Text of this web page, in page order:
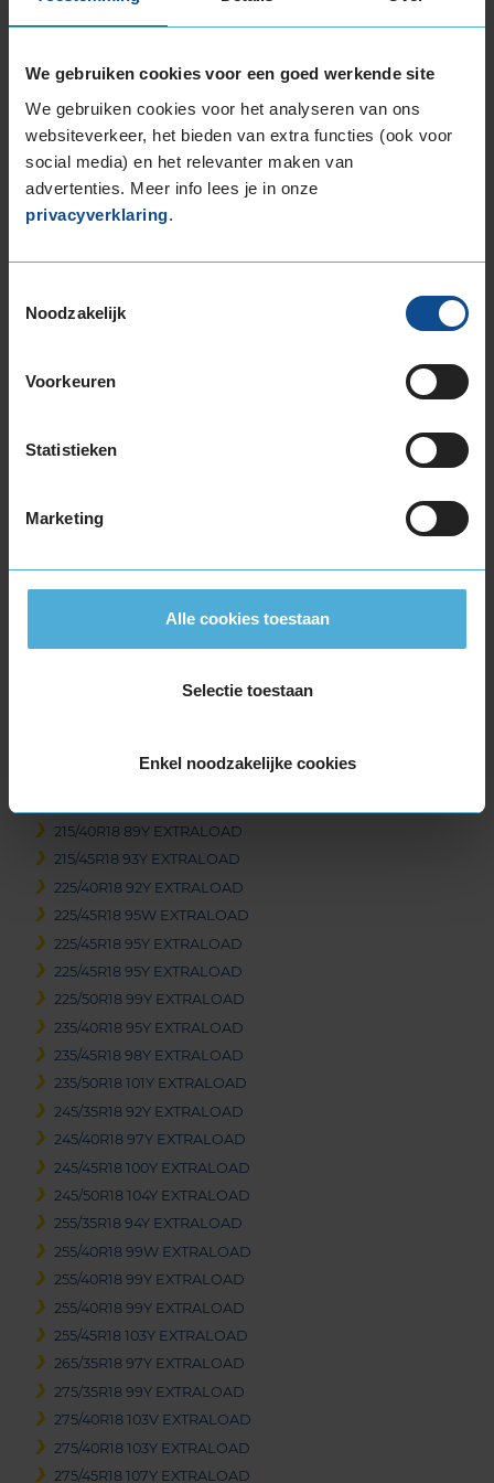
We gebruiken cookies voor een goed werkende site
We gebruiken cookies voor het analyseren van ons
websiteverkeer, het bieden van extra functies (ook voor
social media) en het relevanter maken van
advertenties. Meer info lees je in onze
privacyverklaring.
Noodzakelijk
Voorkeuren
Statistieken
Marketing
Alle cookies toestaan
Selectie toestaan
Enkel noodzakelijke cookies
Item
of
3
Beschikbare bandenmaten
16-inch banden
205/50R16 87W
205/45R17 88Y EXTRALOAD
215/45R17 91Y EXTRALOAD
215/55R17 98Y EXTRALOAD
225/50R17 98Y EXTRALOAD
225/55R17 101Y EXTRALOAD
235/45R17 97Y EXTRALOAD
18-inch banden
215/40R18 89Y EXTRALOAD
215/45R18 93Y EXTRALOAD
225/40R18 92Y EXTRALOAD
225/45R18 95W EXTRALOAD
225/45R18 95Y EXTRALOAD
225/45R18 95Y EXTRALOAD
225/50R18 99Y EXTRALOAD
235/40R18 95Y EXTRALOAD
235/45R18 98Y EXTRALOAD
235/50R18 101Y EXTRALOAD
245/35R18 92Y EXTRALOAD
245/40R18 97Y EXTRALOAD
245/45R18 100Y EXTRALOAD
245/50R18 104Y EXTRALOAD
255/35R18 94Y EXTRALOAD
255/40R18 99W EXTRALOAD
255/40R18 99Y EXTRALOAD
255/40R18 99Y EXTRALOAD
255/45R18 103Y EXTRALOAD
265/35R18 97Y EXTRALOAD
275/35R18 99Y EXTRALOAD
275/40R18 103V EXTRALOAD
275/40R18 103Y EXTRALOAD
275/45R18 107Y EXTRALOAD